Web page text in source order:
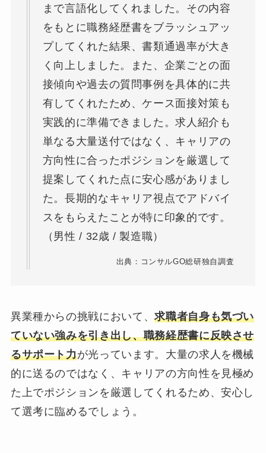
まで言語化してくれました。その内容
をもとに職務経歴書をブラッシュアッ
プしてくれた結果、書類通過率が大き
く向上しました。また、企業ごとの面
接傾向や過去の質問事例を具体的に共
有してくれたため、ケース面接対策も
実践的に準備できました。求人紹介も
単なる大量送付ではなく、キャリアの
方向性に合ったポジションを厳選して
提案してくれた点に安心感がありまし
た。長期的なキャリア視点でアドバイ
スをもらえたことが特に印象的です。
（男性 / 32歳 / 製造職）
出典：コンサルGO総研独自調査
異業種からの挑戦において、求職者自身も気づい
ていない強みを引き出し、職務経歴書に反映させ
るサポート力が光っています。大量の求人を機械
的に送るのではなく、キャリアの方向性を見極め
た上でポジションを厳選してくれるため、安心し
て選考に臨めるでしょう。